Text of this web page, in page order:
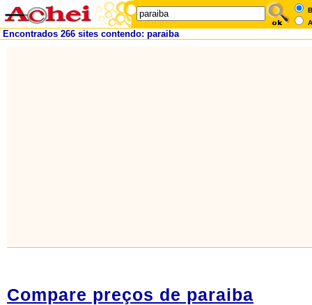
Encontrados 266 sites contendo: paraiba
Compare preços de paraiba